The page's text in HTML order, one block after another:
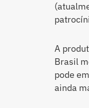
A
Brasil
pode
ainda